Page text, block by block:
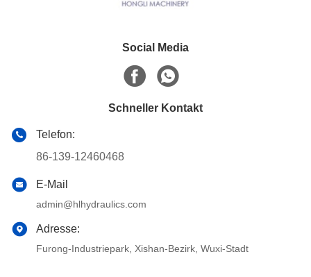
Social Media
Schneller Kontakt
Telefon:
86-139-12460468
E-Mail
admin@hlhydraulics.com
Adresse:
Furong-Industriepark, Xishan-Bezirk, Wuxi-Stadt